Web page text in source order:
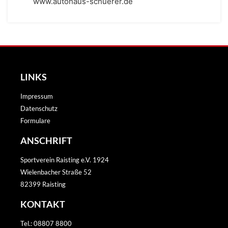
LINKS
Impressum
Datenschutz
Formulare
ANSCHRIFT
Sportverein Raisting e.V. 1924
Wielenbacher Straße 52
82399 Raisting
KONTAKT
Tel.: 08807 8800